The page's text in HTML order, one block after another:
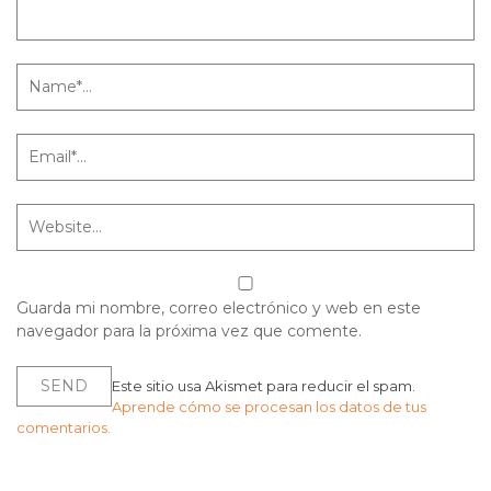
Guarda mi nombre, correo electrónico y web en este
navegador para la próxima vez que comente.
Este sitio usa Akismet para reducir el spam.
Aprende cómo se procesan los datos de tus
comentarios.